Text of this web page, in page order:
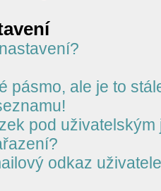
pásmo, ale je to
pod uživatelským
odkaz